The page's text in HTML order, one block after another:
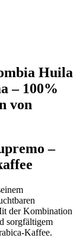
Huila
– 100%
von
–
der Kombination
sorgfältigem
Kaffee.